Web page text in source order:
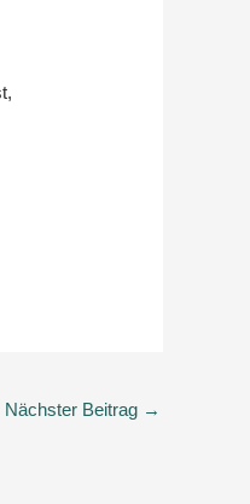
Nächster Beitrag →